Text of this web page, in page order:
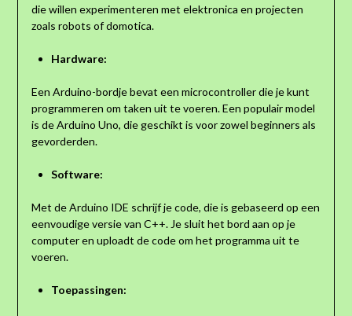
die willen experimenteren met elektronica en projecten
zoals robots of domotica.
Hardware:
Een Arduino-bordje bevat een microcontroller die je kunt
programmeren om taken uit te voeren. Een populair model
is de Arduino Uno, die geschikt is voor zowel beginners als
gevorderden.
Software:
Met de Arduino IDE schrijf je code, die is gebaseerd op een
eenvoudige versie van C++. Je sluit het bord aan op je
computer en uploadt de code om het programma uit te
voeren.
Toepassingen: